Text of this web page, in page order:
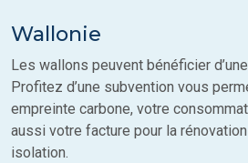
Wallonie
Les wallons peuvent bénéficier
Profitez d’une subvention vous
empreinte carbone, votre
aussi votre facture pour la
isolation.